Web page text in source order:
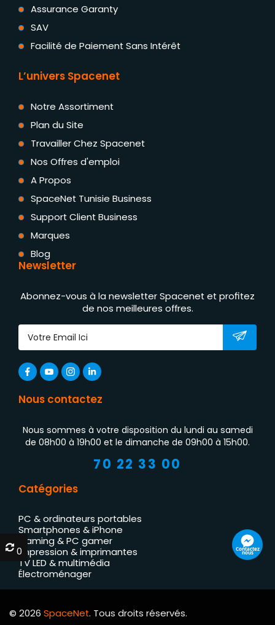
Assurance Garanty
SAV
Facilité de Paiement Sans Intérêt
L’univers Spacenet
Notre Assortiment
Plan du Site
Travailler Chez Spacenet
Nos Offres d'emploi
A Propos
SpaceNet Tunisie Business
Support Client Business
Marques
Blog
Newsletter
Abonnez-vous à la newsletter Spacenet et profitez
de nos meilleures offres.
Nous contactez
Nous sommes à votre disposition du lundi au samedi
de 08h00 à 19h00 et le dimanche de 09h00 à 15h00.
70 22 33 00
Catégories
PC & ordinateurs portables
Smartphones & iPhone
Gaming & PC gamer
Impression & imprimantes
TV LED & multimédia
Électroménager
© 2026 SpaceNet. Tous droits réservés.
Contactez
nous
0
0